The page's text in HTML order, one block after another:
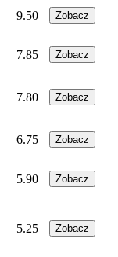
9.50 Zobacz
7.85 Zobacz
7.80 Zobacz
6.75 Zobacz
5.90 Zobacz
5.25 Zobacz